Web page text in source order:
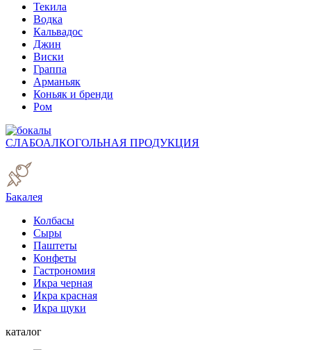
Текила
Водка
Кальвадос
Джин
Виски
Граппа
Арманьяк
Коньяк и бренди
Ром
СЛАБОАЛКОГОЛЬНАЯ ПРОДУКЦИЯ
Бакалея
Колбасы
Сыры
Паштеты
Конфеты
Гастрономия
Икра черная
Икра красная
Икра щуки
каталог